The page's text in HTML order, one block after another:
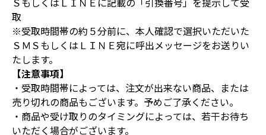
取
※受取時間帯の約５分前に、本人確認で選択いただいた
ＳＭＳもしくはＬＩＮＥ宛に呼出メッセージをお送りい
たします。
【注意事項】
・受取時間帯によっては、注文が出来ない商品、または
売り切れの商品もございます。予めご了承ください。
・商品や受け取りのタイミングによっては、若干お待ち
いただく場合がございます。